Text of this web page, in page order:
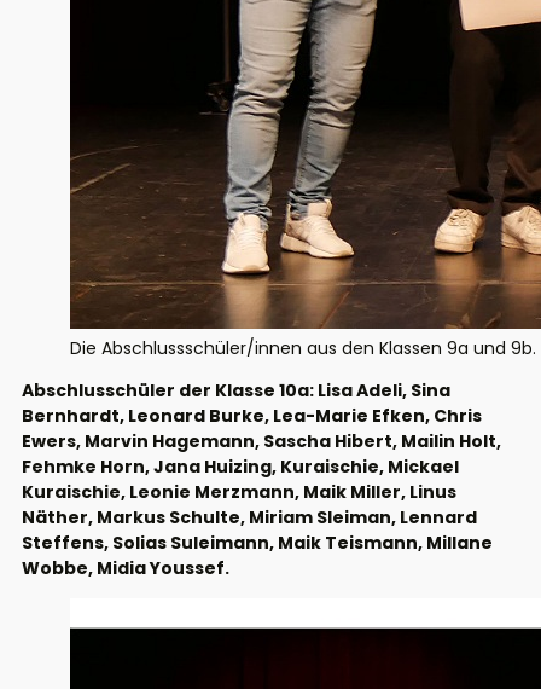
Die Abschlussschüler/innen aus den Klassen 9a und
Abschlusschüler der Klasse 10a: Lisa Adeli, Sina
Bernhardt, Leonard Burke, Lea-Marie Efken, Chris
Ewers, Marvin Hagemann, Sascha Hibert, Mailin Holt,
Fehmke Horn, Jana Huizing, Kuraischie, Mickael
Kuraischie, Leonie Merzmann, Maik Miller, Linus
Näther, Markus Schulte, Miriam Sleiman, Lennard
Steffens, Solias Suleimann, Maik Teismann, Millane
Wobbe, Midia Youssef.